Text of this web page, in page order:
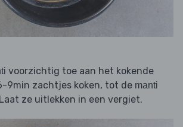
voorzichtig toe aan het kokende
9min zachtjes koken, tot de manti
ze uitlekken in een vergiet.